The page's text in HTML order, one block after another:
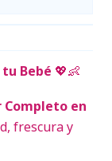
Bebé 💖👶
Completo en
frescura y